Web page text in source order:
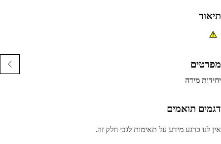
מידה
תואמים
לנו כרגע מידע על תאימות לגבי חלק זה.